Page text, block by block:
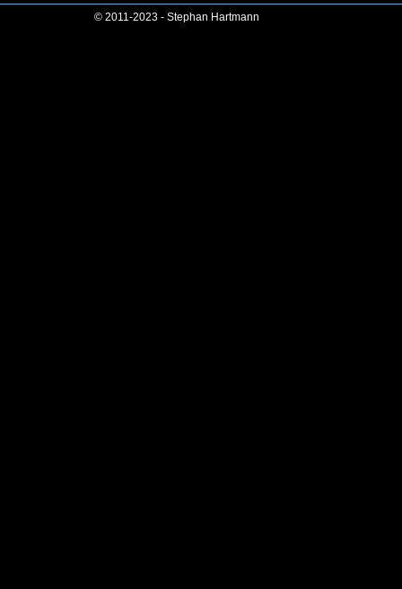
© 2011-2023 - Stephan Hartmann